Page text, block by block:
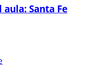
Santa Fe